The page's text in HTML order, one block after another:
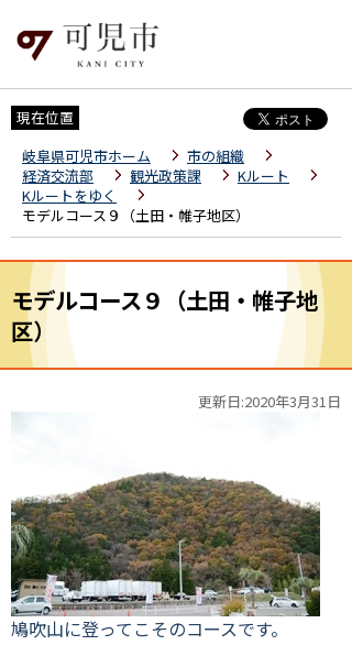
現在位置
岐阜県可児市ホーム
市の組織
経済交流部
観光政策課
Kルート
Kルートをゆく
モデルコース９（土田・帷子地区）
モデルコース９（土田・帷子地
区）
更新日:2020年3月31日
鳩吹山に登ってこそのコースです。